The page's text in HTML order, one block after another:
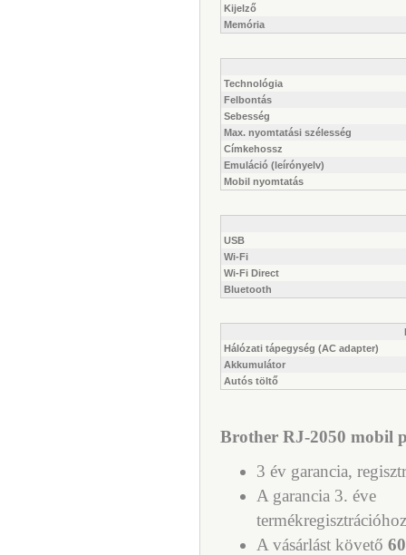
Kijelző
Memória
Technológia
Felbontás
Sebesség
Max. nyomtatási szélesség
Címkehossz
Emuláció (leírónyelv)
Mobil nyomtatás
USB
Wi-Fi
Wi-Fi Direct
Bluetooth
Hálózati tápegység (AC adapter)
Akkumulátor
Autós töltő
Brother RJ-2050 mobil
3 év garancia,
A garancia 3. éve
A vásárlást követő